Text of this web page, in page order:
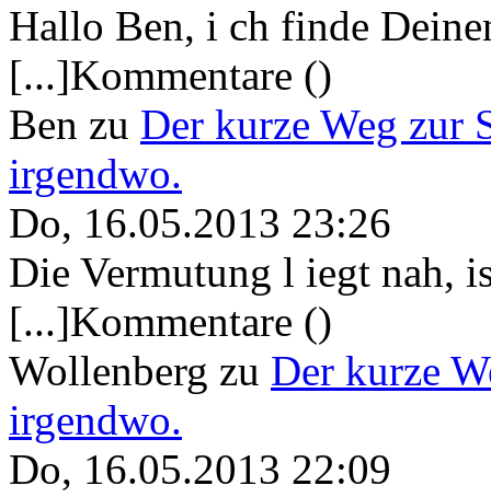
Hallo Ben, i ch finde
[...]Kommentare ()
Ben zu Der kurze Weg zur
irgendwo.
Do, 16.05.2013 23:26
Die Vermutung l iegt nah,
[...]Kommentare ()
Wollenberg zu Der kurze
irgendwo.
Do, 16.05.2013 22:09